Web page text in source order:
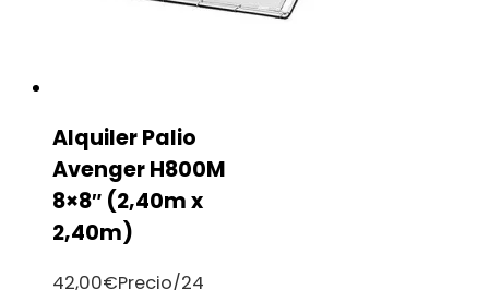
Alquiler Palio
Avenger H800M
8×8″ (2,40m x
2,40m)
42,00€Precio/24